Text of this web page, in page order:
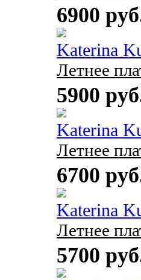
6900
Katerina
Летнее
5900
Katerina
Летнее
6700
Katerina
Летнее
5700